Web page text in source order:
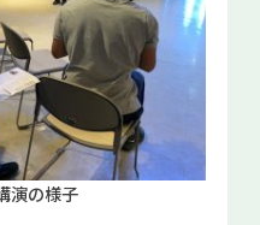
演の様子